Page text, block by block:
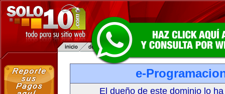
e-
El dueño de este dominio lo